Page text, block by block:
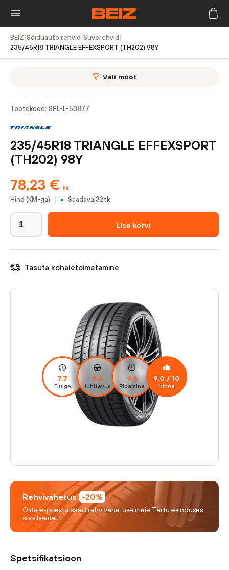
BEIZ Sõiduauto rehvid Suverehvid
235/45R18 TRIANGLE EFFEXSPORT (TH202) 98Y
Vali mõõt
7.7
Eluiga
9.6
Juhitavus
9.6
Pidamine
9.0 / 10
Hinne
Rehvivahetus -20%
Osta e-poes ja saad rehvivahetuse meie Tartu esinduses
soodsamalt.
Spetsifikatsioon
Tootekood: SPL-L-53877
235/45R18 TRIANGLE EFFEXSPORT
(TH202) 98Y
78,23 € tk
Hind (KM-ga) Saadaval 32 tk
Lisa korvi
Tasuta kohaletoimetamine